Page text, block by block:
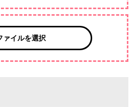
ァイルを選択